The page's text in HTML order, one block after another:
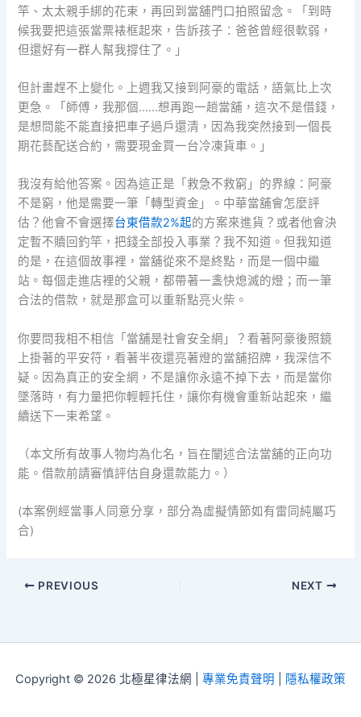
竿、太太親手綁的花束，再回到當舖門口拍照留念。「到時
候我要把這張當票裱框起來，告訴孩子：爸爸曾經很軟弱，
但還好有一群人幫我撐住了。」
但計畫趕不上變化。上週我又接到阿豪的電話，語氣比上次
更急。「師傅，我那個……想再跑一趟當舖，這次不是借錢，
是想問能不能直接把車子過戶還清，因為我突然接到一個長
期花藝配送合約，需要現金買一台冷凍貨車。」
我沒有給他答案。因為這正是「救急不救窮」的界線：阿豪
不是窮，他是需要一筆「轉型資金」。中華當舖會怎麼評
估？他會不會選擇台東借款2%起的方案來進貨？或者他會決
定暫不贖回釣竿，把錢全部投入事業？我不知道。但我知道
的是，在這個故事裡，當舖從來不是終點，而是一個中繼
站。每個走進店裡的父親，都帶著一盞快熄滅的燈；而一筆
合法的借款，就是那盒可以重新點亮火柴。
你要問我相不相信「當舖是社會安全網」？看著阿豪後照鏡
上掛著的平安符，看著半夜還亮著燈的當舖招牌，我深信不
疑。因為真正的安全網，不是讓你永遠不掉下去，而是當你
墜落時，有力量把你輕輕托住，讓你有機會重新站起來，繼
續送下一束希望。
（本文所有故事人物均為化名，旨在闡述合法當舖的正向功
能。借款前請審慎評估自身還款能力。）
(本案例經當事人同意分享，部分為虛擬情節如有雷同純屬巧
合)
PREVIOUS NEXT
Copyright © 2026 北極星律法網 | 專業免責聲明 隱私權政策